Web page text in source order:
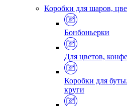
Коробки для шаров,
Бонбоньерки
Для цветов,
Коробки для
круги